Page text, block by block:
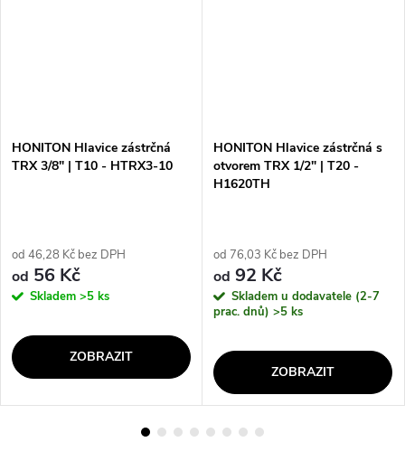
HONITON Hlavice zástrčná
TRX 3/8" | T10 - HTRX3-10
od 46,28 Kč bez DPH
od 56 Kč
Skladem >5 ks
ZOBRAZIT
HONITON Hlavice zástrčná s
otvorem TRX 1/2" | T20 -
H1620TH
od 76,03 Kč bez DPH
od 92 Kč
Skladem u dodavatele (2-7
prac. dnů) >5 ks
ZOBRAZIT